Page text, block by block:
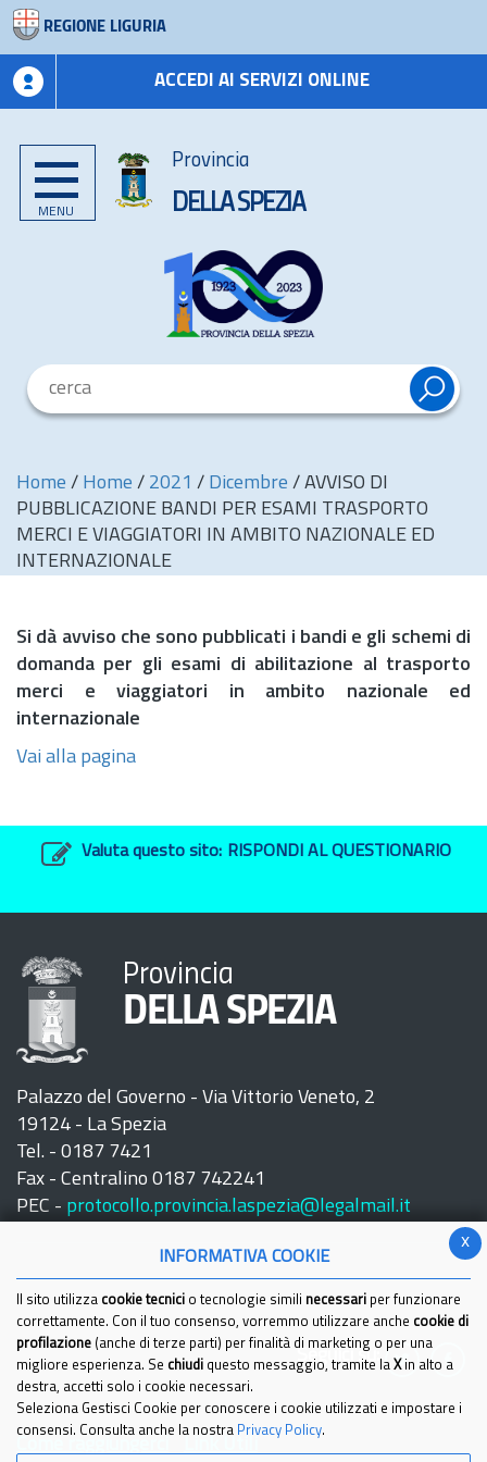
REGIONE LIGURIA
ACCEDI AI SERVIZI ONLINE
MENU
Provincia
DELLA SPEZIA
Home / Home / 2021 / Dicembre / AVVISO DI
PUBBLICAZIONE BANDI PER ESAMI TRASPORTO
MERCI E VIAGGIATORI IN AMBITO NAZIONALE ED
INTERNAZIONALE
Si dà avviso che sono pubblicati i bandi e gli schemi di
domanda per gli esami di abilitazione al trasporto
merci e viaggiatori in ambito nazionale ed
internazionale
Vai alla pagina
Valuta questo sito: RISPONDI AL QUESTIONARIO
Provincia
DELLA SPEZIA
Palazzo del Governo - Via Vittorio Veneto, 2
19124 - La Spezia
Tel. - 0187 7421
Fax - Centralino 0187 742241
PEC - protocollo.provincia.laspezia@legalmail.it
Seguici su:
x
INFORMATIVA COOKIE
Il sito utilizza cookie tecnici o tecnologie simili necessari per funzionare
correttamente. Con il tuo consenso, vorremmo utilizzare anche cookie di
profilazione (anche di terze parti) per finalità di marketing o per una
migliore esperienza. Se chiudi questo messaggio, tramite la Xin alto a
destra, accetti solo i cookie necessari.
Seleziona Gestisci Cookie per conoscere i cookie utilizzati e impostare i
consensi. Consulta anche la nostra Privacy Policy.